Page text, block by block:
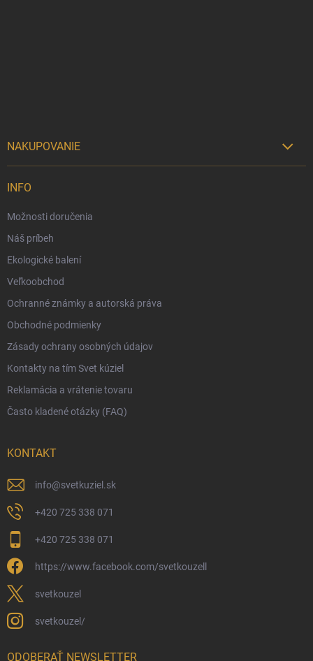
NAKUPOVANIE 
Darčekový radca 🎁
Moja objednávka
Reklamácia a vrátenie tovaru
Vernostný program
Veľkoobchod
Ekologické balenie objednávok
Obchodné podmienky
Zásady ochrany osobných údajov
INFO
Možnosti doručenia
Náš príbeh
Ekologické balení
Veľkoobchod
Ochranné známky a autorská práva
Obchodné podmienky
Zásady ochrany osobných údajov
Kontakty na tím Svet kúziel
Reklamácia a vrátenie tovaru
Často kladené otázky (FAQ)
KONTAKT
info@svetkuziel.sk
+420 725 338 071
+420 725 338 071
https://www.facebook.com/svetkouzell
svetkouzel
svetkouzel/
ODOBERAŤ NEWSLETTER